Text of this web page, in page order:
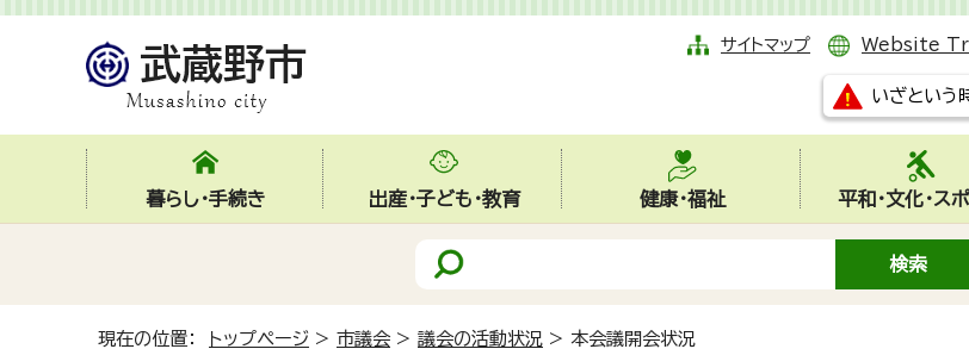
サイトマップ Website
いざという
暮らし・手続き 出産・子ども・教育 健康・福祉 平和・文化・ス
現在の位置： トップページ > 市議会 > 議会の活動状況 > 本会議開会状況